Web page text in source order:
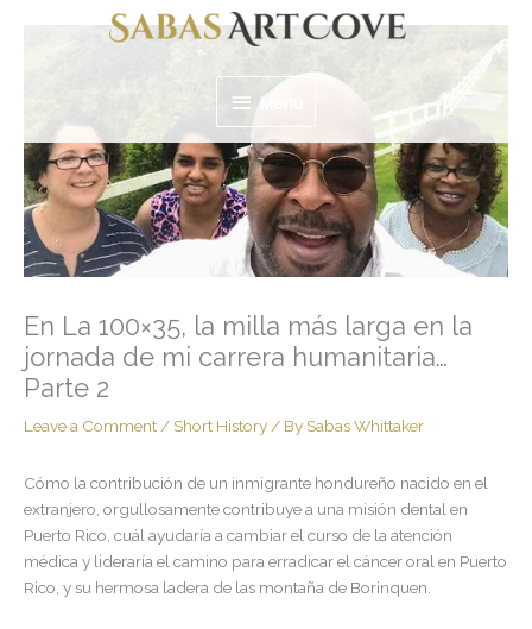
Menu
En La 100×35, la milla más larga en la
jornada de mi carrera humanitaria…
Parte 2
Leave a Comment / Short History / By Sabas Whittaker
Cómo la contribución de un inmigrante hondureño nacido en el
extranjero, orgullosamente contribuye a una misión dental en
Puerto Rico, cuál ayudaría a cambiar el curso de la atención
médica y lideraría el camino para erradicar el cáncer oral en Puerto
Rico, y su hermosa ladera de las montaña de Borinquen.